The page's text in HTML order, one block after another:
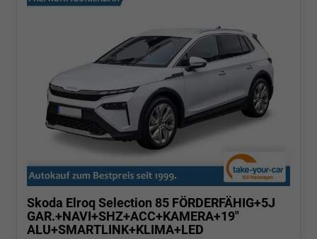
Skoda Elroq Selection 85 FÖRDERFÄHIG+5J
GAR.+NAVI+SHZ+ACC+KAMERA+19"
ALU+SMARTLINK+KLIMA+LED